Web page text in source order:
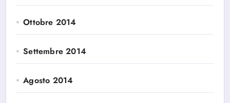
Ottobre 2014
Settembre 2014
Agosto 2014